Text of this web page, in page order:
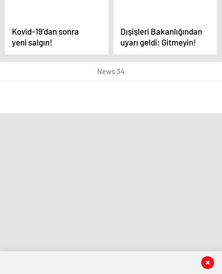
Kovid-19’dan sonra
yeni salgın!
Dışişleri Bakanlığından
uyarı geldi: Gitmeyin!
News 34